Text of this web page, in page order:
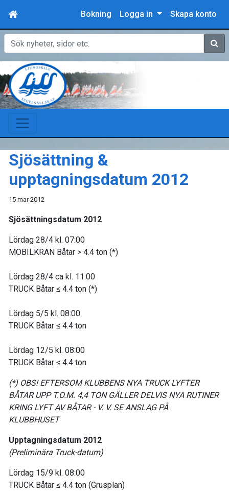
Bokning Logga in Skapa konto
Sök
Sjösättning &
upptagningsdatum 2012
15 mar 2012
Sjösättningsdatum 2012
Lördag 28/4 kl. 07:00
MOBILKRAN Båtar > 4.4 ton (*)
Lördag 28/4 ca kl. 11:00
TRUCK Båtar ≤ 4.4 ton (*)
Lördag 5/5 kl. 08:00
TRUCK Båtar ≤ 4.4 ton
Lördag 12/5 kl. 08:00
TRUCK Båtar ≤ 4.4 ton
(*) OBS! EFTERSOM KLUBBENS NYA TRUCK LYFTER
BÅTAR UPP T.O.M. 4,4 TON GÄLLER DELVIS NYA RUTINER
KRING LYFT AV BÅTAR - V. V. SE ANSLAG PÅ
KLUBBHUSET
Upptagningsdatum 2012
(Preliminära Truck-datum)
Lördag 15/9 kl. 08:00
TRUCK Båtar ≤ 4.4 ton (Grusplan)